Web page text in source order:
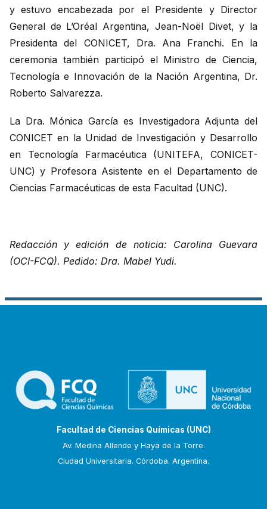
y estuvo encabezada por el Presidente y Director
General de L’Oréal Argentina, Jean-Noël Divet, y la
Presidenta del CONICET, Dra. Ana Franchi. En la
ceremonia también participó el Ministro de Ciencia,
Tecnología e Innovación de la Nación Argentina, Dr.
Roberto Salvarezza.
La Dra. Mónica García es Investigadora Adjunta del
CONICET en la Unidad de Investigación y Desarrollo
en Tecnología Farmacéutica (UNITEFA, CONICET-
UNC) y Profesora Asistente en el Departamento de
Ciencias Farmacéuticas de esta Facultad (UNC).
Redacción y edición de noticia: Carolina Guevara
(OCI-FCQ). Pedido: Dra. Mabel Yudi.
Facultad de Ciencias Químicas (UNC)
Av. Medina Allende y Haya de la Torre.
Ciudad Universitaria. Córdoba. Argentina.